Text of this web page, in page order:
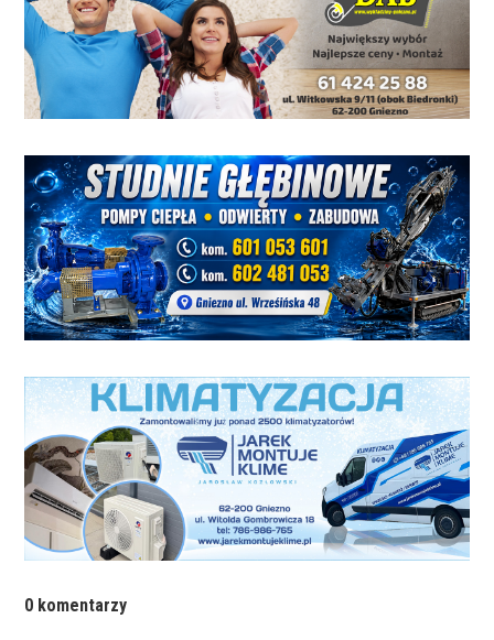
0 komentarzy